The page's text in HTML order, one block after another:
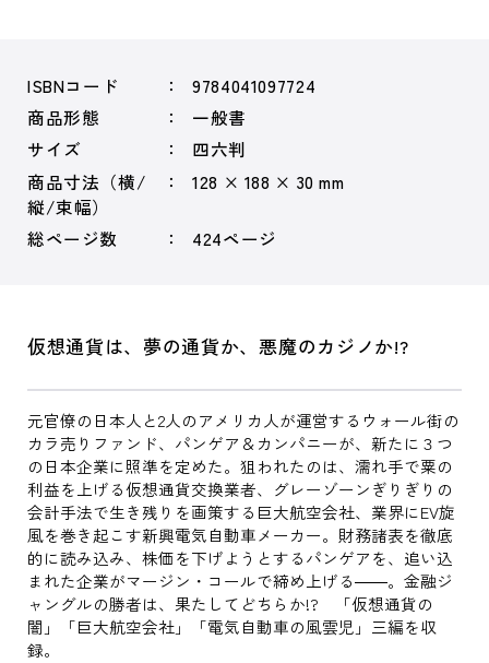
ISBNコード
9784041097724
商品形態
一般書
サイズ
四六判
商品寸法（横/
縦/束幅）
128 × 188 × 30 mm
総ページ数 424ページ
仮想通貨は、夢の通貨か、悪魔のカジノか!?
元官僚の日本人と2人のアメリカ人が運営するウォール街の
カラ売りファンド、パンゲア＆カンパニーが、新たに３つ
の日本企業に照準を定めた。狙われたのは、濡れ手で粟の
利益を上げる仮想通貨交換業者、グレーゾーンぎりぎりの
会計手法で生き残りを画策する巨大航空会社、業界にEV旋
風を巻き起こす新興電気自動車メーカー。財務諸表を徹底
的に読み込み、株価を下げようとするパンゲアを、追い込
まれた企業がマージン・コールで締め上げる――。金融ジ
ャングルの勝者は、果たしてどちらか!? 「仮想通貨の
闇」「巨大航空会社」「電気自動車の風雲児」三編を収
録。